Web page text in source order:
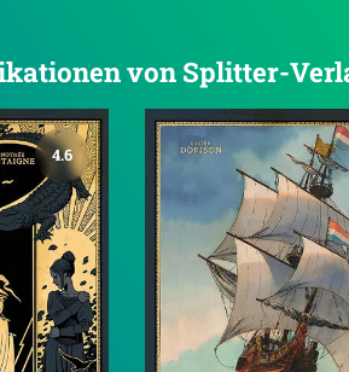
von Splitter-
4.6